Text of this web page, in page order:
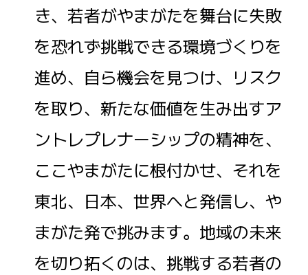
き、若者がやまがたを舞台に失敗
を恐れず挑戦できる環境づくりを
進め、自ら機会を見つけ、リスク
を取り、新たな価値を生み出すア
ントレプレナーシップの精神を、
ここやまがたに根付かせ、それを
東北、日本、世界へと発信し、や
まがた発で挑みます。地域の未来
を切り拓くのは、挑戦する若者の